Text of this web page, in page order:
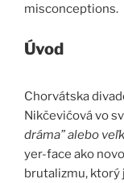
misconceptions.
Úvod
Chorvátska
Nikčevićová vo
dráma” alebo
yer-face ako
brutalizmu, ktorý